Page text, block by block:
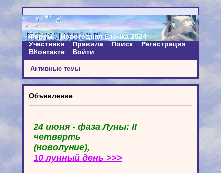
Форум
Новогодняя Ёлочка 2024
Участники
Правила Поиск
Регистрация
ВКонтакте
Войти
Активные темы
Объявление
24 июня - фаза Луны: II
четверть
(новолуние),
10 лунный день >>>